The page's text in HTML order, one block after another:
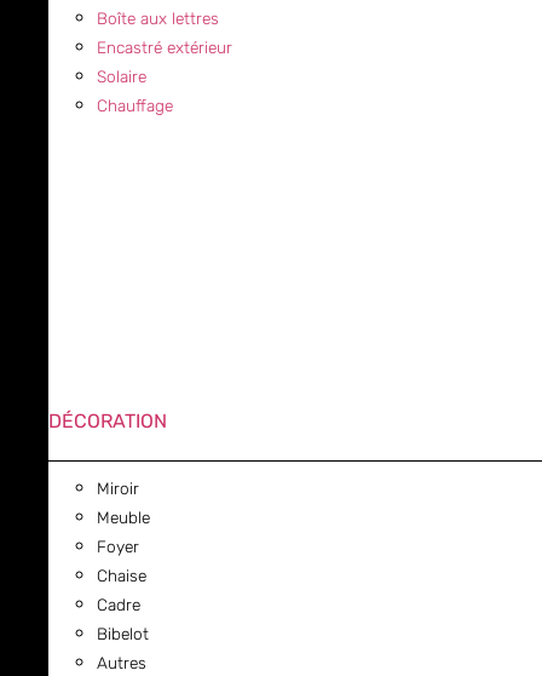
Boîte aux lettres
Encastré extérieur
Solaire
Chauffage
DÉCORATION
Miroir
Meuble
Foyer
Chaise
Cadre
Bibelot
Autres